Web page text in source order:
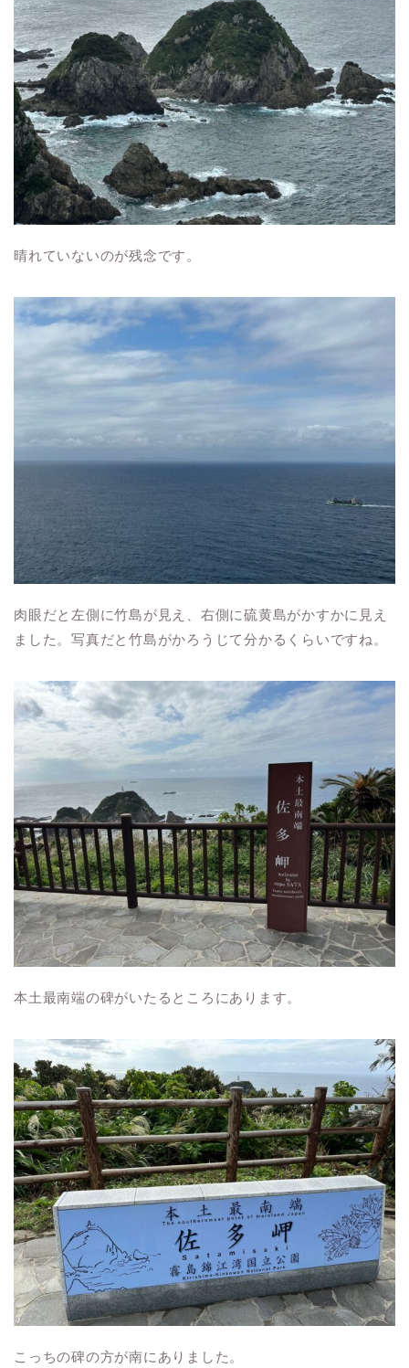
晴れていないのが残念です。
肉眼だと左側に竹島が見え、右側に硫黄島がかすかに見え
ました。写真だと竹島がかろうじて分かるくらいですね。
本土最南端の碑がいたるところにあります。
こっちの碑の方が南にありました。